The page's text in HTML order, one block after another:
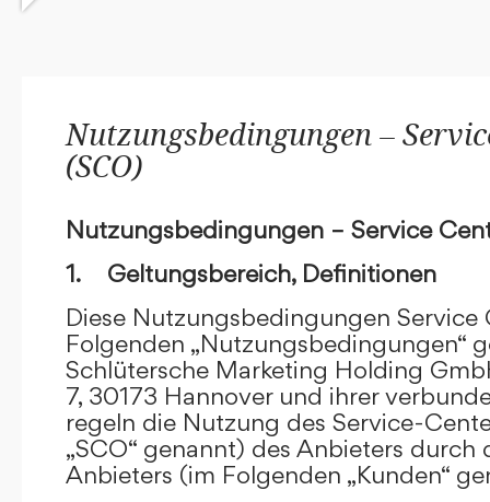
Nutzungsbedingungen –
(SCO)
Nutzungsbedingungen – Service
1. Geltungsbereich, Definitionen
Diese Nutzungsbedingungen Service
Folgenden „Nutzungsbedingungen“
Schlütersche Marketing Holding
7, 30173 Hannover und ihrer
regeln die Nutzung des Service-
„SCO“ genannt) des Anbieters durch
Anbieters (im Folgenden „Kunden“